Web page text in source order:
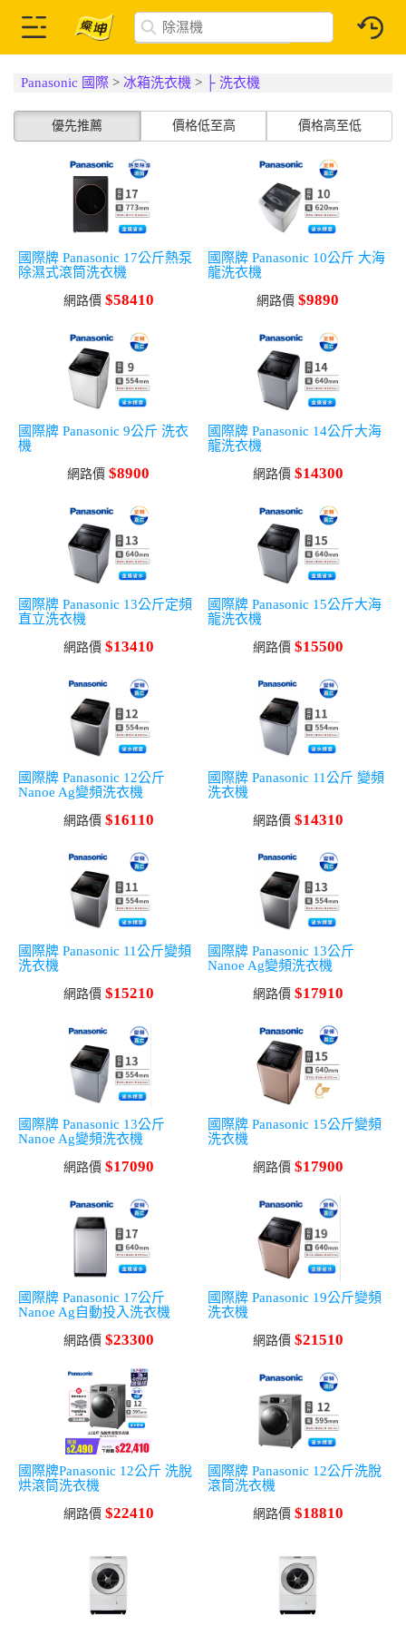
Panasonic 國際 > 冰箱洗衣機 > ├ 洗衣機
優先推薦 價格低至高 價格高至低
國際牌 Panasonic 17公斤熱泵
除濕式滾筒洗衣機
網路價 $58410
國際牌 Panasonic 10公斤 大海
龍洗衣機
網路價 $9890
國際牌 Panasonic 9公斤 洗衣
機
網路價 $8900
國際牌 Panasonic 14公斤大海
龍洗衣機
網路價 $14300
國際牌 Panasonic 13公斤定頻
直立洗衣機
網路價 $13410
國際牌 Panasonic 15公斤大海
龍洗衣機
網路價 $15500
國際牌 Panasonic 12公斤
Nanoe Ag變頻洗衣機
網路價 $16110
國際牌 Panasonic 11公斤 變頻
洗衣機
網路價 $14310
國際牌 Panasonic 11公斤變頻
洗衣機
網路價 $15210
國際牌 Panasonic 13公斤
Nanoe Ag變頻洗衣機
網路價 $17910
國際牌 Panasonic 13公斤
Nanoe Ag變頻洗衣機
網路價 $17090
國際牌 Panasonic 15公斤變頻
洗衣機
網路價 $17900
國際牌 Panasonic 17公斤
Nanoe Ag自動投入洗衣機
網路價 $23300
國際牌 Panasonic 19公斤變頻
洗衣機
網路價 $21510
國際牌Panasonic 12公斤 洗脫
烘滾筒洗衣機
網路價 $22410
國際牌 Panasonic 12公斤洗脫
滾筒洗衣機
網路價 $18810